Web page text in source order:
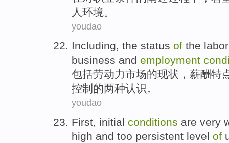
人 环境。
youdao
Including, the status of the labor
business and employment
包括劳动力市场的现状 ， 薪酬特
控制 的两种认识。
youdao
First initial conditions are very
high and too persistent level of